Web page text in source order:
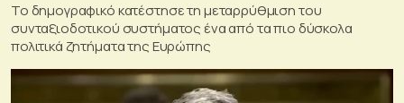
Το δημογραφικό κατέστησε τη μεταρρύθμιση του
συνταξιοδοτικού συστήματος ένα από τα πιο δύσκολα
πολιτικά ζητήματα της Ευρώπης